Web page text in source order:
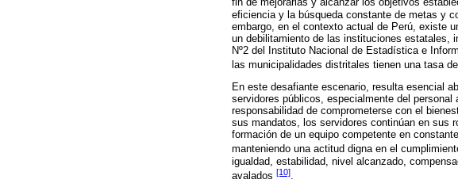
fin de mejorarlas y alcanzar los objetivos
eficiencia y la búsqueda constante de metas y
embargo, en el contexto actual de Perú, existe
un debilitamiento de las instituciones estatales,
Nº2 del Instituto Nacional de Estadística e
las municipalidades distritales tienen una tasa
En este desafiante escenario, resulta esencial
servidores públicos, especialmente del
responsabilidad de comprometerse con el
sus mandatos, los servidores continúan en sus
formación de un equipo competente en
manteniendo una actitud digna en el
igualdad, estabilidad, nivel alcanzado,
avalados [10].